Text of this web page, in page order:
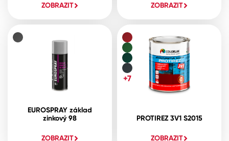
ZOBRAZIT ZOBRAZIT
EUROSPRAY základ
zinkový 98
ZOBRAZIT
PROTIREZ 3V1 S2015
ZOBRAZIT
+7